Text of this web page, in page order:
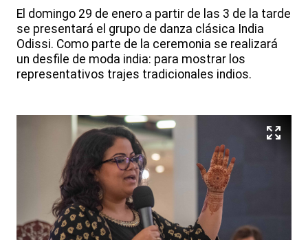
El domingo 29 de enero a partir de las 3 de la tarde
se presentará el grupo de danza clásica India
Odissi. Como parte de la ceremonia se realizará
un desfile de moda india: para mostrar los
representativos trajes tradicionales indios.